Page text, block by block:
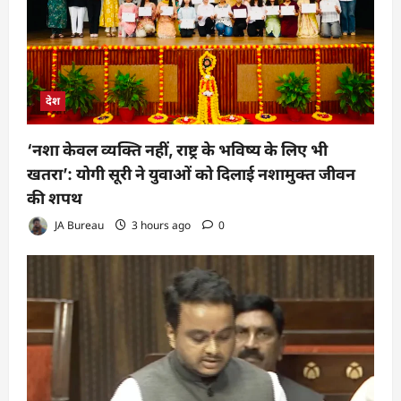
देश
‘नशा केवल व्यक्ति नहीं, राष्ट्र के भविष्य के लिए भी
खतरा’: योगी सूरी ने युवाओं को दिलाई नशामुक्त जीवन
की शपथ
JA Bureau 3 hours ago 0